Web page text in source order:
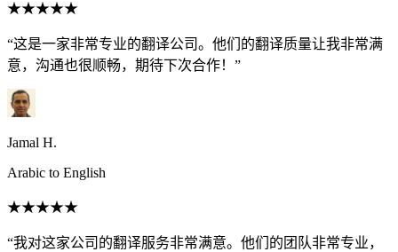
★★★★★
“这是一家非常专业的翻译公司。他们的翻译质量让我非常满
意，沟通也很顺畅，期待下次合作！”
Jamal H.
Arabic to English
★★★★★
“我对这家公司的翻译服务非常满意。他们的团队非常专业，